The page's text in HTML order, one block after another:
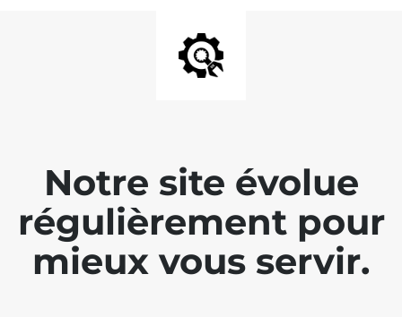
Notre site évolue
régulièrement pour
mieux vous servir.